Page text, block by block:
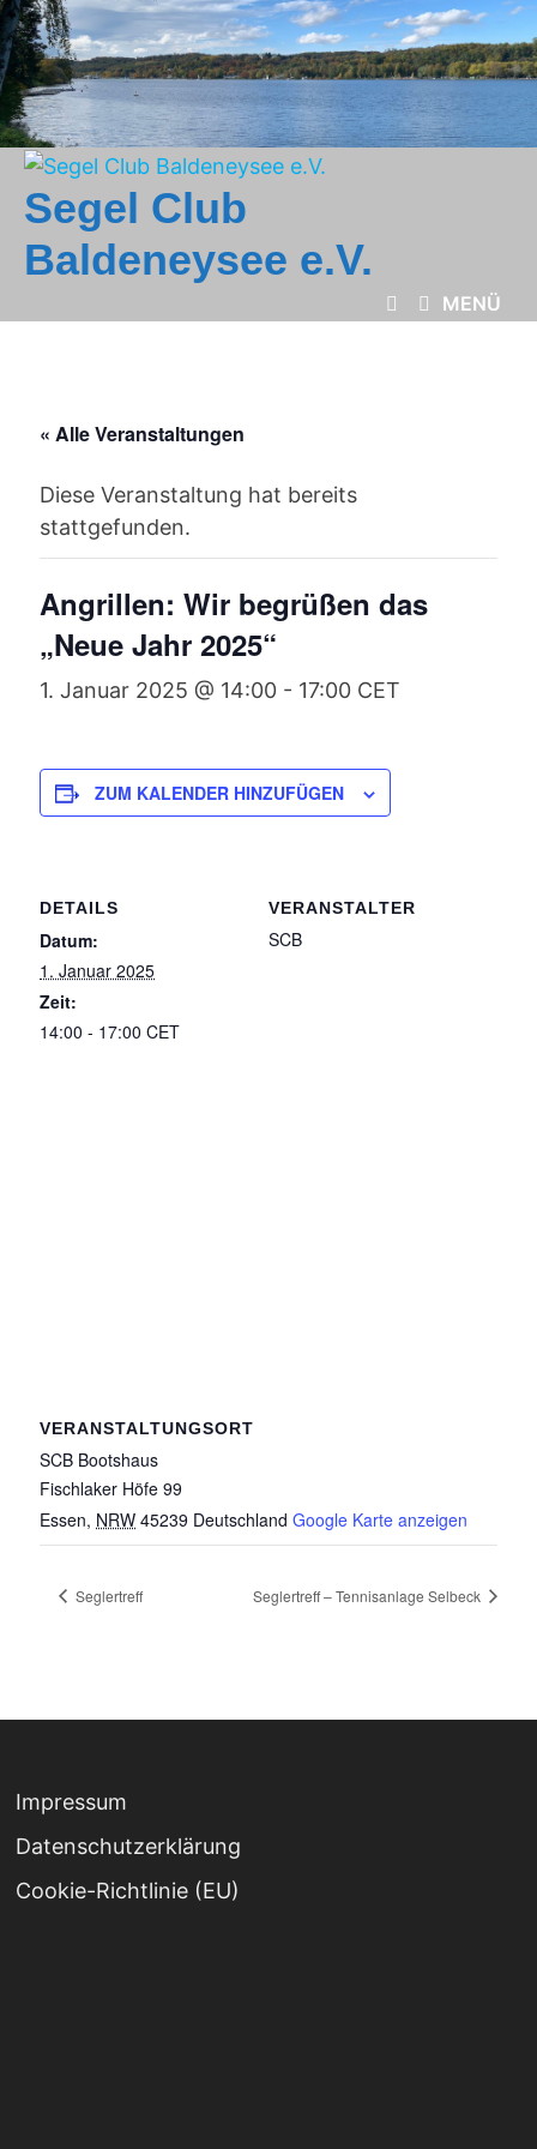
Zum
Inhalt
springen
Segel Club
Baldeneysee e.V.
MENÜ
« Alle Veranstaltungen
Diese Veranstaltung hat bereits
stattgefunden.
Angrillen: Wir begrüßen das
„Neue Jahr 2025“
1. Januar 2025 @ 14:00 - 17:00 CET
ZUM KALENDER HINZUFÜGEN
DETAILS
Datum:
1. Januar 2025
Zeit:
14:00 - 17:00CET
VERANSTALTER
SCB
VERANSTALTUNGSORT
SCB Bootshaus
Fischlaker Höfe 99
Essen, NRW 45239 Deutschland Google Karte anzeigen
Seglertreff Seglertreff – Tennisanlage Selbeck
Impressum
Datenschutz­erklärung
Cookie-Richtlinie (EU)